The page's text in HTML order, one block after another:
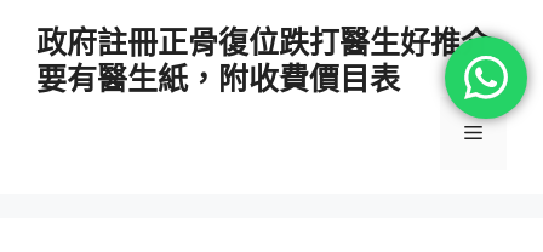
政府註冊正骨復位跌打醫生好推介
要有醫生紙，附收費價目表
選